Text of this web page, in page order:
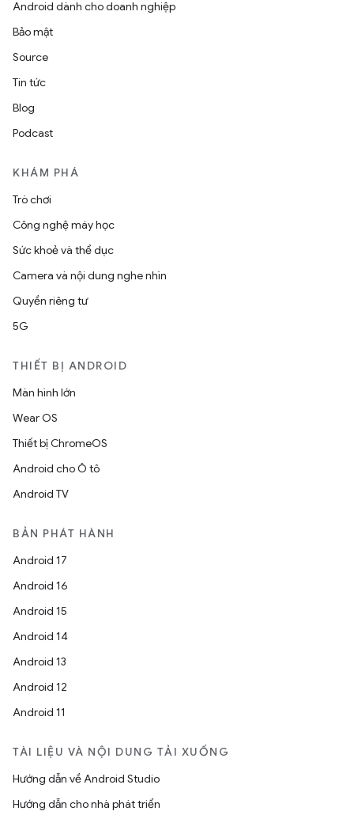
Android dành cho doanh nghiệp
Bảo mật
Source
Tin tức
Blog
Podcast
KHÁM PHÁ
Trò chơi
Công nghệ máy học
Sức khoẻ và thể dục
Camera và nội dung nghe nhìn
Quyền riêng tư
5G
THIẾT BỊ ANDROID
Màn hình lớn
Wear OS
Thiết bị ChromeOS
Android cho Ô tô
Android TV
BẢN PHÁT HÀNH
Android 17
Android 16
Android 15
Android 14
Android 13
Android 12
Android 11
TÀI LIỆU VÀ NỘI DUNG TẢI XUỐNG
Hướng dẫn về Android Studio
Hướng dẫn cho nhà phát triển